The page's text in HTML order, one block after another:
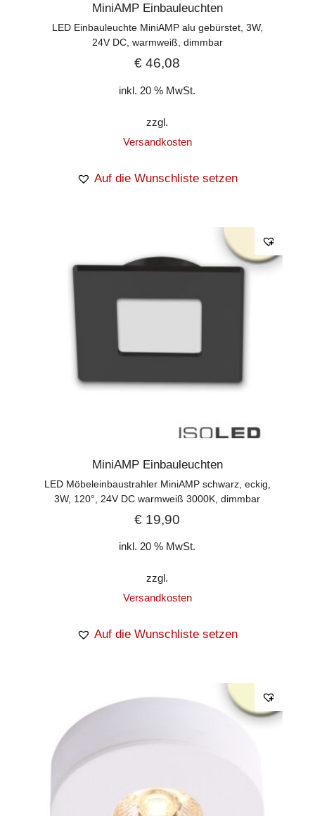
MiniAMP Einbauleuchten
LED Einbauleuchte MiniAMP alu gebürstet, 3W,
24V DC, warmweiß, dimmbar
€ 46,08
inkl. 20 % MwSt.
zzgl.
Versandkosten
Auf die Wunschliste setzen
MiniAMP Einbauleuchten
LED Möbeleinbaustrahler MiniAMP schwarz, eckig,
3W, 120°, 24V DC warmweiß 3000K, dimmbar
€ 19,90
inkl. 20 % MwSt.
zzgl.
Versandkosten
Auf die Wunschliste setzen